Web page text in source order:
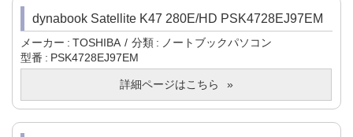
dynabook Satellite K47 280E/HD PSK4728EJ97EM
メーカー TOSHIBA 分類
ノートブックパソコン
型番
PSK4728EJ97EM
詳細ページはこちら